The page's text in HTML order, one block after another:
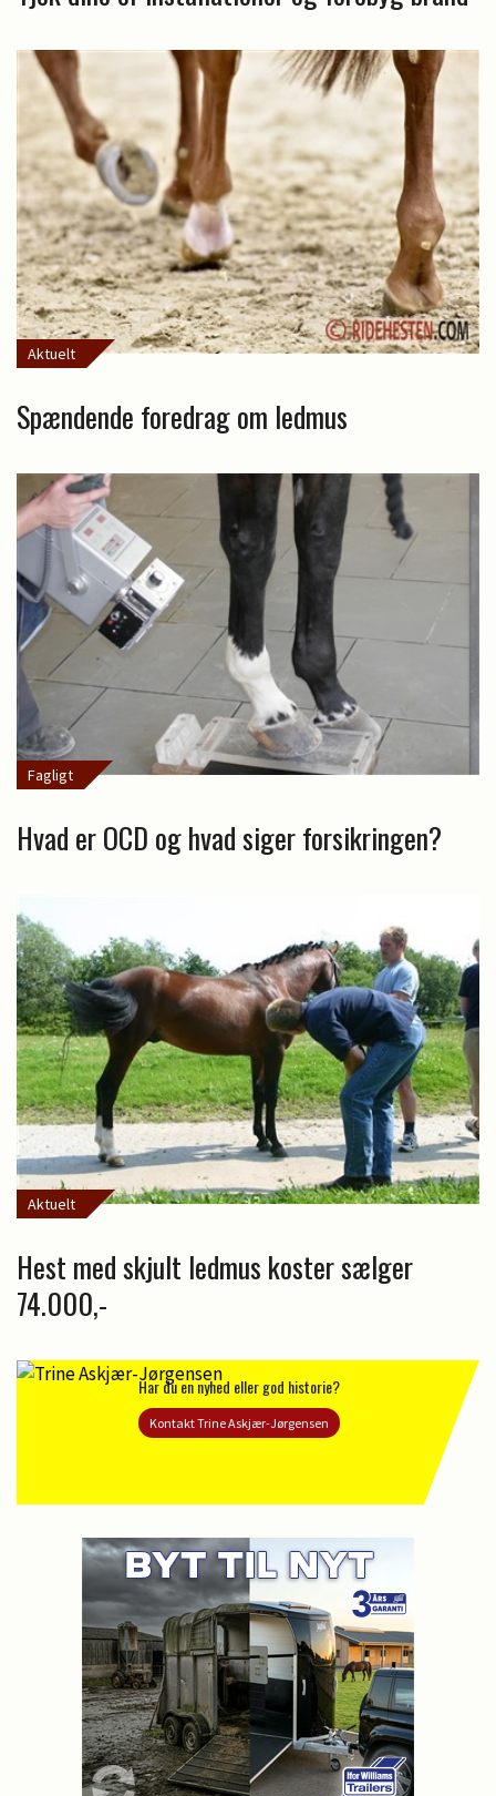
Aktuelt
Spændende foredrag om ledmus
Fagligt
Hvad er OCD og hvad siger forsikringen?
Aktuelt
Hest med skjult ledmus koster sælger
74.000,-
Har du en nyhed eller god historie?
Kontakt Trine Askjær-Jørgensen